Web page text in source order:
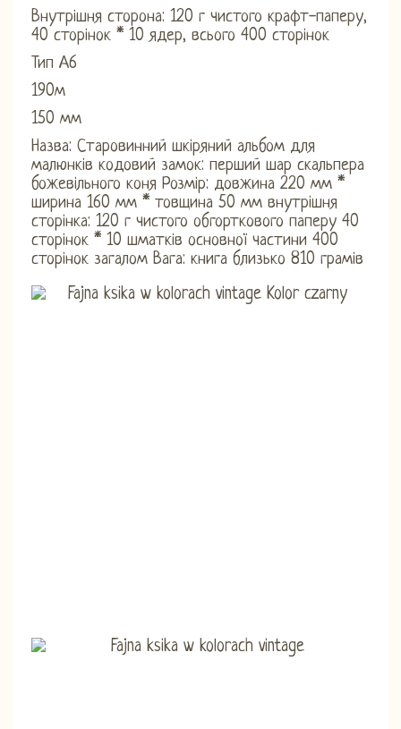
Внутрішня сторона: 120 г чистого крафт-паперу,
40 сторінок * 10 ядер, всього 400 сторінок
Тип А6
190м
150 мм
Назва: Старовинний шкіряний альбом для
малюнків кодовий замок: перший шар скальпера
божевільного коня Розмір: довжина 220 мм *
ширина 160 мм * товщина 50 мм внутрішня
сторінка: 120 г чистого обгорткового паперу 40
сторінок * 10 шматків основної частини 400
сторінок загалом Вага: книга близько 810 грамів